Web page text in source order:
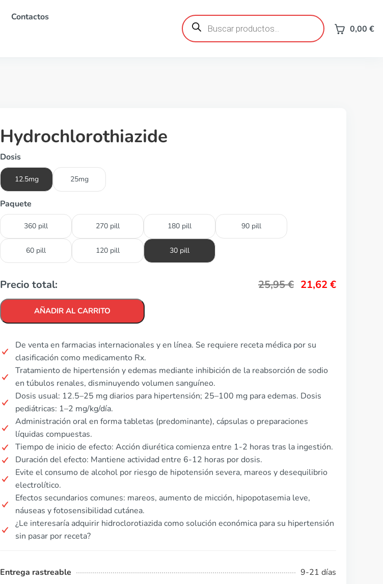
Contactos Búsqueda
de
productos 0,00 €
Hydrochlorothiazide
Dosis
12.5mg 25mg
Paquete
360 pill 270 pill 180 pill 90 pill
60 pill 120 pill 30 pill
Precio total: 25,95€ 21,62 €
AÑADIR AL CARRITO
De venta en farmacias internacionales y en línea. Se requiere receta médica por su
clasificación como medicamento Rx.
Tratamiento de hipertensión y edemas mediante inhibición de la reabsorción de sodio
en túbulos renales, disminuyendo volumen sanguíneo.
Dosis usual: 12.5–25 mg diarios para hipertensión; 25–100 mg para edemas. Dosis
pediátricas: 1–2 mg/kg/día.
Administración oral en forma tabletas (predominante), cápsulas o preparaciones
líquidas compuestas.
Tiempo de inicio de efecto: Acción diurética comienza entre 1-2 horas tras la ingestión.
Duración del efecto: Mantiene actividad entre 6-12 horas por dosis.
Evite el consumo de alcohol por riesgo de hipotensión severa, mareos y desequilibrio
electrolítico.
Efectos secundarios comunes: mareos, aumento de micción, hipopotasemia leve,
náuseas y fotosensibilidad cutánea.
¿Le interesaría adquirir hidroclorotiazida como solución económica para su hipertensión
sin pasar por receta?
Entrega rastreable
9-21 días